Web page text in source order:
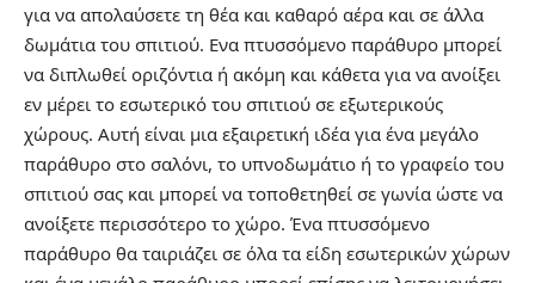
για να απολαύσετε τη θέα και καθαρό αέρα και σε άλλα
δωμάτια του σπιτιού. Ενα πτυσσόμενο παράθυρο μπορεί
να διπλωθεί οριζόντια ή ακόμη και κάθετα για να ανοίξει
εν μέρει το εσωτερικό του σπιτιού σε εξωτερικούς
χώρους. Αυτή είναι μια εξαιρετική ιδέα για ένα μεγάλο
παράθυρο στο σαλόνι, το υπνοδωμάτιο ή το γραφείο του
σπιτιού σας και μπορεί να τοποθετηθεί σε γωνία ώστε να
ανοίξετε περισσότερο το χώρο. Ένα πτυσσόμενο
παράθυρο θα ταιριάζει σε όλα τα είδη εσωτερικών χώρων